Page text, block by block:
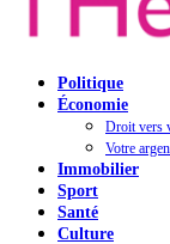
Politique
Économie
Droit vers
Votre
Immobilier
Sport
Santé
Culture